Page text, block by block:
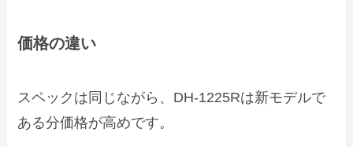
価格の違い
スペックは同じながら、DH‑1225Rは新モデルで
ある分価格が高めです。